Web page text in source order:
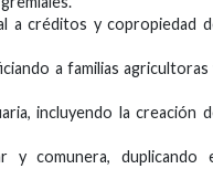
a créditos y copropiedad
a familias agricultoras
incluyendo la creación
y comunera, duplicando